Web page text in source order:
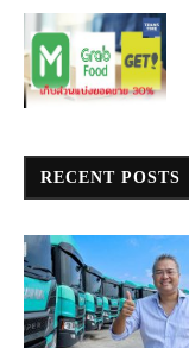
RECENT POSTS